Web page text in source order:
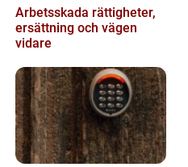
Arbetsskada rättigheter,
ersättning och vägen
vidare